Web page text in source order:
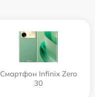
Смартфон Infinix Zero
30